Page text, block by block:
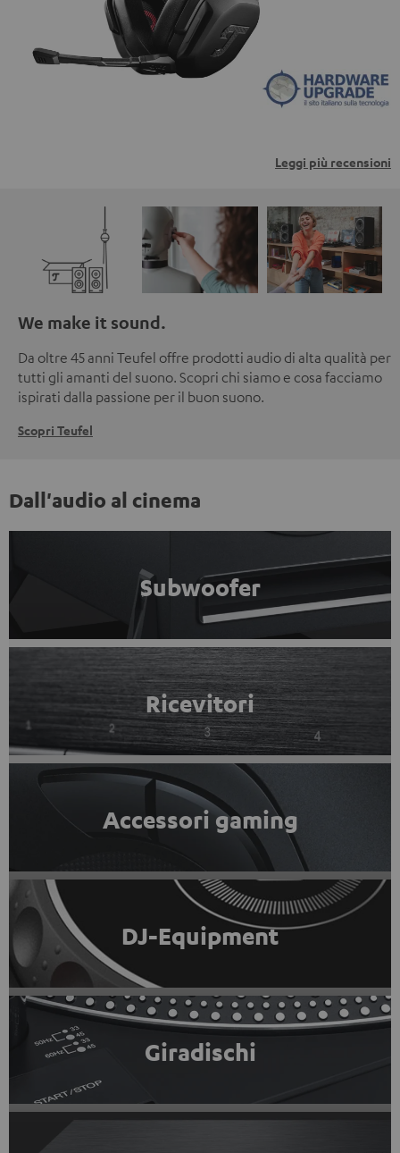
Leggi più recensioni
We make it sound.
Da oltre 45 anni Teufel offre prodotti audio di alta qualità per
tutti gli amanti del suono. Scopri chi siamo e cosa facciamo
ispirati dalla passione per il buon suono.
Scopri Teufel
Dall'audio al cinema
Subwoofer
Ricevitori
Accessori gaming
DJ-Equipment
Giradischi